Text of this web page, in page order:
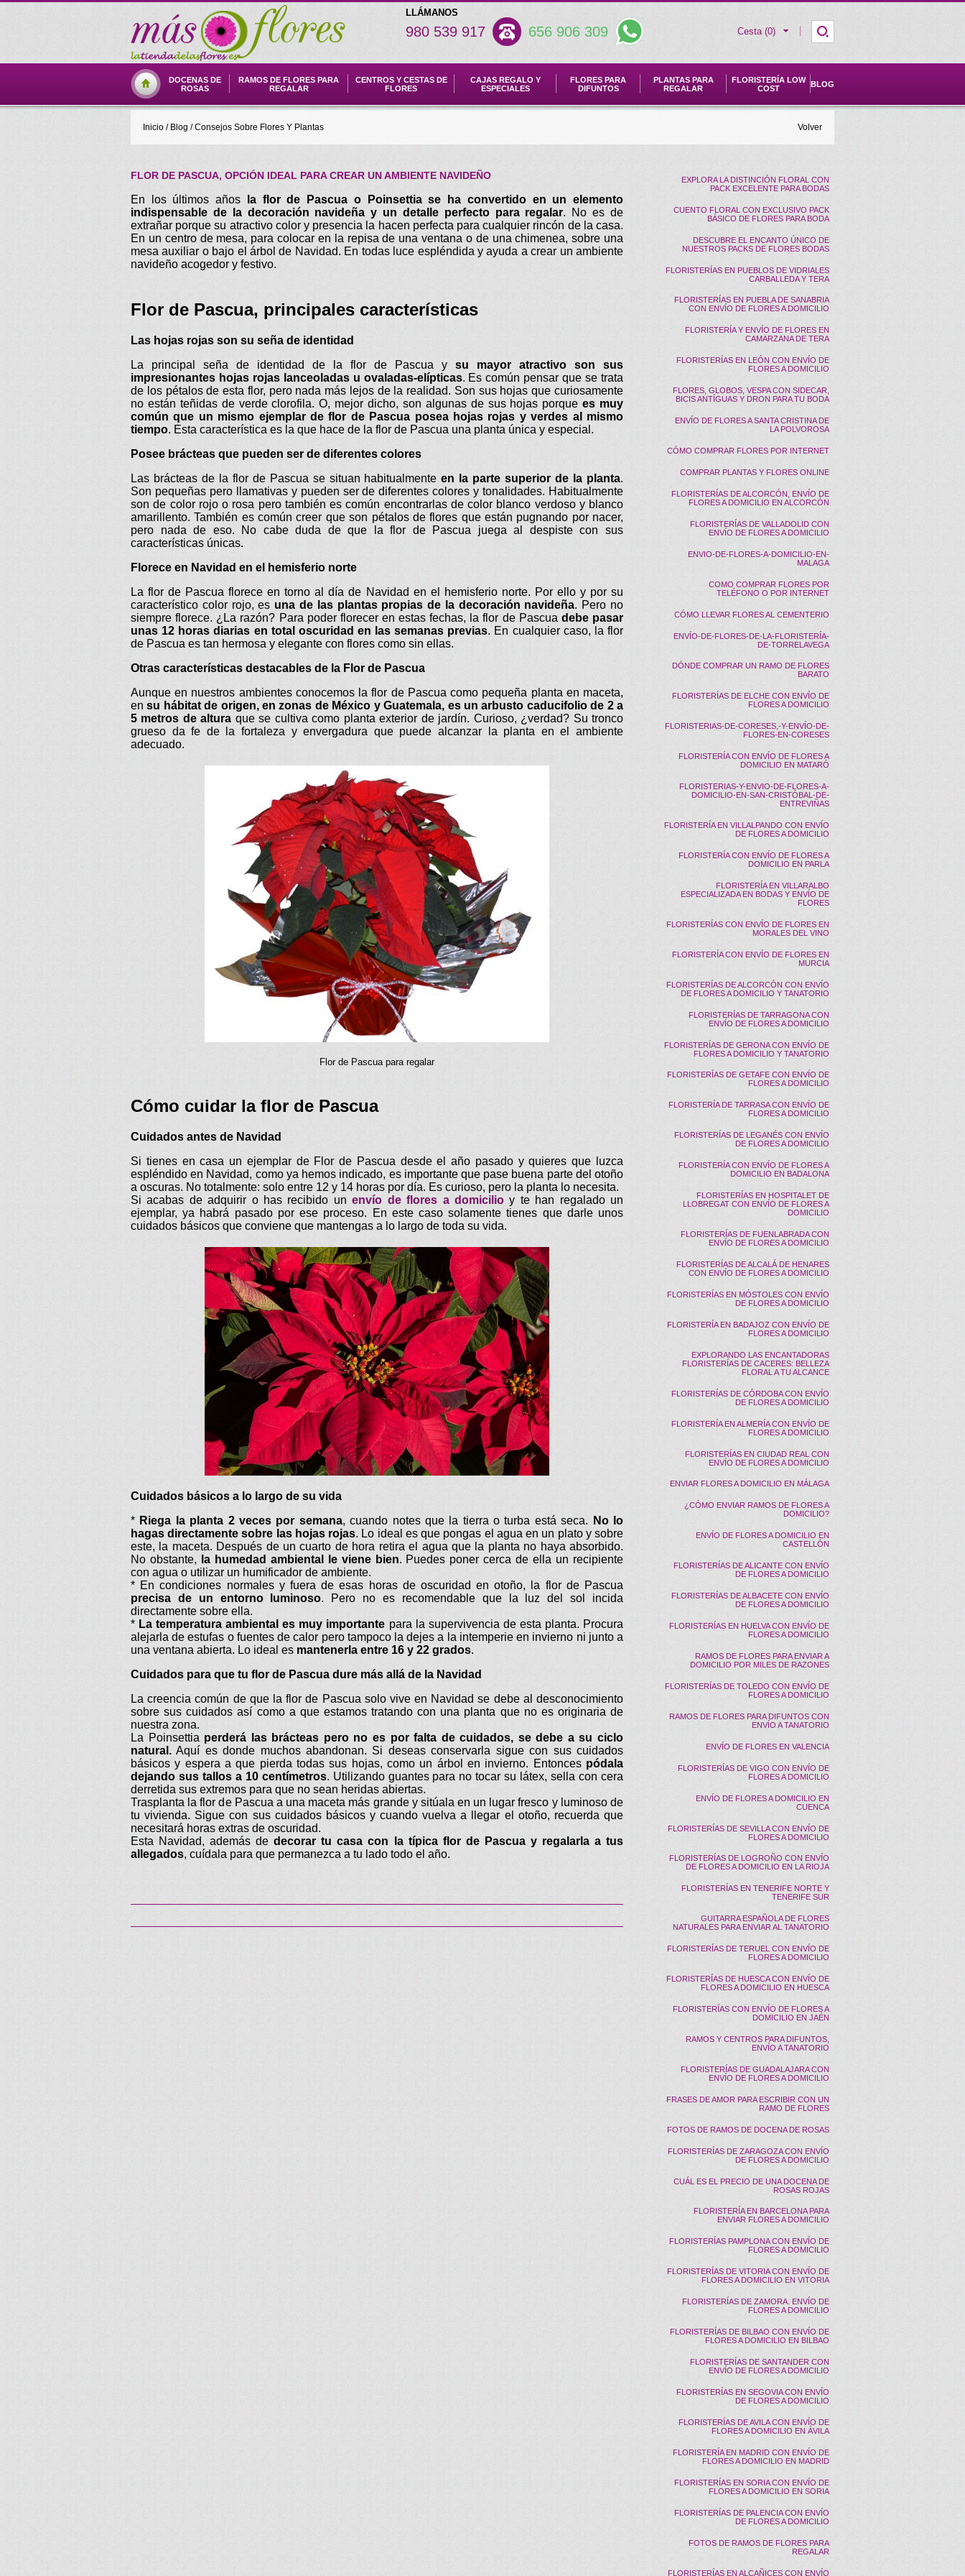
LLÁMANOS
980 539 917 656 906 309 Cesta (0)
DOCENAS DE
ROSAS
RAMOS DE FLORES PARA
REGALAR
CENTROS Y CESTAS DE
FLORES
CAJAS REGALO Y
ESPECIALES
FLORES PARA
DIFUNTOS
PLANTAS PARA
REGALAR
FLORISTERÍA LOW
COST
BLOG
Inicio / Blog /Consejos Sobre Flores Y Plantas Volver
FLOR DE PASCUA, OPCIÓN IDEAL PARA CREAR UN AMBIENTE NAVIDEÑO
En los últimos años
la flor de Pascua o Poinsettia se ha convertido en un elemento
indispensable de la decoración navideña y un detalle perfecto para regalar. No es de
extrañar porque su atractivo color y presencia la hacen perfecta para cualquier rincón de la casa.
En un centro de mesa, para colocar en la repisa de una ventana o de una chimenea, sobre una
mesa auxiliar o bajo el árbol de Navidad. En todas luce espléndida y ayuda a crear un ambiente
navideño acogedor y festivo.
Flor de Pascua, principales características
Las hojas rojas son su seña de identidad
La principal seña de identidad de la flor de Pascua y su mayor atractivo son sus
impresionantes hojas rojas lanceoladas u ovaladas-elípticas. Es común pensar que se trata
de los pétalos de esta flor, pero nada más lejos de la realidad. Son sus hojas que curiosamente
no están teñidas de verde clorofila. O, mejor dicho, son algunas de sus hojas porquees muy
común que un mismo ejemplar de flor de Pascua posea hojas rojas y verdes al mismo
tiempo. Esta característica es la que hace de la flor de Pascua una planta única y especial.
Posee brácteas que pueden ser de diferentes colores
Las brácteas de la flor de Pascua se situan habitualmenteen la parte superior de la planta.
Son pequeñas pero llamativas y pueden ser de diferentes colores y tonalidades. Habitualmente
son de color rojo o rosa pero también es común encontrarlas de color blanco verdoso y blanco
amarillento. También es común creer que son pétalos de flores que están pugnando por nacer,
pero nada de eso. No cabe duda de que la flor de Pascua juega al despiste con sus
características únicas.
Florece en Navidad en el hemisferio norte
La flor de Pascua florece en torno al día de Navidad en el hemisferio norte. Por ello y por su
característico color rojo, es una de las plantas propias de la decoración navideña. Pero no
siempre florece. ¿La razón? Para poder florecer en estas fechas, la flor de Pascua debe pasar
unas 12 horas diarias en total oscuridad en las semanas previas. En cualquier caso, la flor
de Pascua es tan hermosa y elegante con flores como sin ellas.
Otras características destacables de la Flor de Pascua
Aunque en nuestros ambientes conocemos la flor de Pascua como pequeña planta en maceta,
ensu hábitat de origen, en zonas de México y Guatemala, es un arbusto caducifolio de 2 a
5 metros de altura que se cultiva como planta exterior de jardín. Curioso, ¿verdad? Su tronco
grueso da fe de la fortaleza y envergadura que puede alcanzar la planta en el ambiente
adecuado.
Flor de Pascua para regalar
Cómo cuidar la flor de Pascua
Cuidados antes de Navidad
Si tienes en casa un ejemplar de Flor de Pascua desde el año pasado y quieres que luzca
espléndido en Navidad, como ya hemos indicado, es importante que pase buena parte del otoño
a oscuras. No totalmente: solo entre 12 y 14 horas por día. Es curioso, pero la planta lo necesita.
Si acabas de adquirir o has recibido unenvío de flores a domicilioy te han regalado un
ejemplar, ya habrá pasado por ese proceso. En este caso solamente tienes que darle unos
cuidados básicos que conviene que mantengas a lo largo de toda su vida.
Cuidados básicos a lo largo de su vida
* Riega la planta 2 veces por semana, cuando notes que la tierra o turba está seca.
No lo
hagas directamente sobre las hojas rojas. Lo ideal es que pongas el agua en un plato y sobre
este, la maceta. Después de un cuarto de hora retira el agua que la planta no haya absorbido.
No obstante,
la humedad ambiental le viene bien. Puedes poner cerca de ella un recipiente
con agua o utilizar un humificador de ambiente.
* En condiciones normales y fuera de esas horas de oscuridad en otoño, la flor de Pascua
precisa de un entorno luminoso. Pero no es recomendable que la luz del sol incida
directamente sobre ella.
* La temperatura ambiental es muy importante para la supervivencia de esta planta. Procura
alejarla de estufas o fuentes de calor pero tampoco la dejes a la intemperie en invierno ni junto a
una ventana abierta. Lo ideal es mantenerla entre 16 y 22 grados.
Cuidados para que tu flor de Pascua dure más allá de la Navidad
La creencia común de que la flor de Pascua solo vive en Navidad se debe al desconocimiento
sobre sus cuidados así como a que estamos tratando con una planta que no es originaria de
nuestra zona.
La Poinsettia perderá las brácteas pero no es por falta de cuidados, se debe a su ciclo
natural. Aquí es donde muchos abandonan. Si deseas conservarla sigue con sus cuidados
básicos y espera a que pierda todas sus hojas, como un árbol en invierno. Entonces pódala
dejando sus tallos a 10 centímetros. Utilizando guantes para no tocar su látex, sella con cera
derretida sus extremos para que no sean heridas abiertas.
Trasplanta la flor de Pascua a una maceta más grande y sitúala en un lugar fresco y luminoso de
tu vivienda. Sigue con sus cuidados básicos y cuando vuelva a llegar el otoño, recuerda que
necesitará horas extras de oscuridad.
Esta Navidad, además dedecorar tu casa con la típica flor de Pascua y regalarla a tus
allegados, cuídala para que permanezca a tu lado todo el año.
EXPLORA LA DISTINCIÓN FLORAL CON
PACK EXCELENTE PARA BODAS
CUENTO FLORAL CON EXCLUSIVO PACK
BÁSICO DE FLORES PARA BODA
DESCUBRE EL ENCANTO ÚNICO DE
NUESTROS PACKS DE FLORES BODAS
FLORISTERÍAS EN PUEBLOS DE VIDRIALES
CARBALLEDA Y TERA
FLORISTERÍAS EN PUEBLA DE SANABRIA
CON ENVÍO DE FLORES A DOMICILIO
FLORISTERÍA Y ENVÍO DE FLORES EN
CAMARZANA DE TERA
FLORISTERÍAS EN LEÓN CON ENVÍO DE
FLORES A DOMICILIO
FLORES, GLOBOS, VESPA CON SIDECAR,
BICIS ANTÍGUAS Y DRON PARA TU BODA
ENVÍO DE FLORES A SANTA CRISTINA DE
LA POLVOROSA
CÓMO COMPRAR FLORES POR INTERNET
COMPRAR PLANTAS Y FLORES ONLINE
FLORISTERÍAS DE ALCORCÓN, ENVÍO DE
FLORES A DOMICILIO EN ALCORCÓN
FLORISTERÍAS DE VALLADOLID CON
ENVÍO DE FLORES A DOMICILIO
ENVIO-DE-FLORES-A-DOMICILIO-EN-
MALAGA
COMO COMPRAR FLORES POR
TELÉFONO O POR INTERNET
CÓMO LLEVAR FLORES AL CEMENTERIO
ENVÍO-DE-FLORES-DE-LA-FLORISTERÍA-
DE-TORRELAVEGA
DÓNDE COMPRAR UN RAMO DE FLORES
BARATO
FLORISTERÍAS DE ELCHE CON ENVÍO DE
FLORES A DOMICILIO
FLORISTERIAS-DE-CORESES,-Y-ENVÍO-DE-
FLORES-EN-CORESES
FLORISTERÍA CON ENVÍO DE FLORES A
DOMICILIO EN MATARÓ
FLORISTERIAS-Y-ENVIO-DE-FLORES-A-
DOMICILIO-EN-SAN-CRISTÓBAL-DE-
ENTREVIÑAS
FLORISTERÍA EN VILLALPANDO CON ENVÍO
DE FLORES A DOMICILIO
FLORISTERÍA CON ENVÍO DE FLORES A
DOMICILIO EN PARLA
FLORISTERÍA EN VILLARALBO
ESPECIALIZADA EN BODAS Y ENVÍO DE
FLORES
FLORISTERÍAS CON ENVÍO DE FLORES EN
MORALES DEL VINO
FLORISTERÍA CON ENVÍO DE FLORES EN
MURCIA
FLORISTERÍAS DE ALCORCÓN CON ENVÍO
DE FLORES A DOMICILIO Y TANATORIO
FLORISTERÍAS DE TARRAGONA CON
ENVÍO DE FLORES A DOMICILIO
FLORISTERÍAS DE GERONA CON ENVÍO DE
FLORES A DOMICILIO Y TANATORIO
FLORISTERÍAS DE GETAFE CON ENVÍO DE
FLORES A DOMICILIO
FLORISTERÍA DE TARRASA CON ENVÍO DE
FLORES A DOMICILIO
FLORISTERÍAS DE LEGANÉS CON ENVÍO
DE FLORES A DOMICILIO
FLORISTERÍA CON ENVÍO DE FLORES A
DOMICILIO EN BADALONA
FLORISTERÍAS EN HOSPITALET DE
LLOBREGAT CON ENVÍO DE FLORES A
DOMICILIO
FLORISTERÍAS DE FUENLABRADA CON
ENVÍO DE FLORES A DOMICILIO
FLORISTERÍAS DE ALCALÁ DE HENARES
CON ENVÍO DE FLORES A DOMICILIO
FLORISTERÍAS EN MÓSTOLES CON ENVÍO
DE FLORES A DOMICILIO
FLORISTERÍA EN BADAJOZ CON ENVÍO DE
FLORES A DOMICILIO
EXPLORANDO LAS ENCANTADORAS
FLORISTERÍAS DE CACERES: BELLEZA
FLORAL A TU ALCANCE
FLORISTERÍAS DE CÓRDOBA CON ENVÍO
DE FLORES A DOMICILIO
FLORISTERÍA EN ALMERÍA CON ENVÍO DE
FLORES A DOMICILIO
FLORISTERÍAS EN CIUDAD REAL CON
ENVÍO DE FLORES A DOMICILIO
ENVIAR FLORES A DOMICILIO EN MÁLAGA
¿CÓMO ENVIAR RAMOS DE FLORES A
DOMICILIO?
ENVÍO DE FLORES A DOMICILIO EN
CASTELLÓN
FLORISTERÍAS DE ALICANTE CON ENVÍO
DE FLORES A DOMICILIO
FLORISTERÍAS DE ALBACETE CON ENVÍO
DE FLORES A DOMICILIO
FLORISTERÍAS EN HUELVA CON ENVÍO DE
FLORES A DOMICILIO
RAMOS DE FLORES PARA ENVIAR A
DOMICILIO POR MILES DE RAZONES
FLORISTERÍAS DE TOLEDO CON ENVÍO DE
FLORES A DOMICILIO
RAMOS DE FLORES PARA DIFUNTOS CON
ENVÍO A TANATORIO
ENVÍO DE FLORES EN VALENCIA
FLORISTERÍAS DE VIGO CON ENVÍO DE
FLORES A DOMICILIO
ENVÍO DE FLORES A DOMICILIO EN
CUENCA
FLORISTERÍAS DE SEVILLA CON ENVÍO DE
FLORES A DOMICILIO
FLORISTERÍAS DE LOGROÑO CON ENVÍO
DE FLORES A DOMICILIO EN LA RIOJA
FLORISTERÍAS EN TENERIFE NORTE Y
TENERIFE SUR
GUITARRA ESPAÑOLA DE FLORES
NATURALES PARA ENVIAR AL TANATORIO
FLORISTERÍAS DE TERUEL CON ENVÍO DE
FLORES A DOMICILIO
FLORISTERÍAS DE HUESCA CON ENVÍO DE
FLORES A DOMICILIO EN HUESCA
FLORISTERÍAS CON ENVÍO DE FLORES A
DOMICILIO EN JAÉN
RAMOS Y CENTROS PARA DIFUNTOS,
ENVÍO A TANATORIO
FLORISTERÍAS DE GUADALAJARA CON
ENVÍO DE FLORES A DOMICILIO
FRASES DE AMOR PARA ESCRIBIR CON UN
RAMO DE FLORES
FOTOS DE RAMOS DE DOCENA DE ROSAS
FLORISTERÍAS DE ZARAGOZA CON ENVÍO
DE FLORES A DOMICILIO
CUÁL ES EL PRECIO DE UNA DOCENA DE
ROSAS ROJAS
FLORISTERÍA EN BARCELONA PARA
ENVIAR FLORES A DOMICILIO
FLORISTERÍAS PAMPLONA CON ENVÍO DE
FLORES A DOMICILIO
FLORISTERÍAS DE VITORIA CON ENVÍO DE
FLORES A DOMICILIO EN VITORIA
FLORISTERÍAS DE ZAMORA. ENVÍO DE
FLORES A DOMICILIO
FLORISTERÍAS DE BILBAO CON ENVÍO DE
FLORES A DOMICILIO EN BILBAO
FLORISTERÍAS DE SANTANDER CON
ENVÍO DE FLORES A DOMICILIO
FLORISTERÍAS EN SEGOVIA CON ENVÍO
DE FLORES A DOMICILIO
FLORISTERÍAS DE AVILA CON ENVÍO DE
FLORES A DOMICILIO EN ÁVILA
FLORISTERÍA EN MADRID CON ENVÍO DE
FLORES A DOMICILIO EN MADRID
FLORISTERÍAS EN SORIA CON ENVÍO DE
FLORES A DOMICILIO EN SORIA
FLORISTERÍAS DE PALENCIA CON ENVÍO
DE FLORES A DOMICILIO
FOTOS DE RAMOS DE FLORES PARA
REGALAR
FLORISTERÍAS EN ALCAÑICES CON ENVÍO